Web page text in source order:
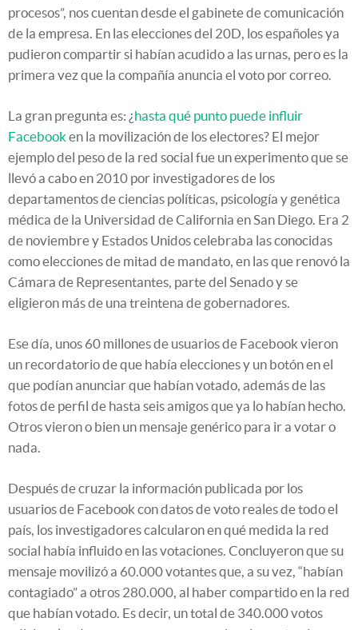
procesos”, nos cuentan desde el gabinete de comunicación
de la empresa. En las elecciones del 20D, los españoles ya
pudieron compartir si habían acudido a las urnas, pero es la
primera vez que la compañía anuncia el voto por correo.
La gran pregunta es: ¿hasta qué punto puede influir
Facebooken la movilización de los electores? El mejor
ejemplo del peso de la red social fue un experimento que se
llevó a cabo en 2010 por investigadores de los
departamentos de ciencias políticas, psicología y genética
médica de la Universidad de California en San Diego. Era 2
de noviembre y Estados Unidos celebraba las conocidas
como elecciones de mitad de mandato, en las que renovó la
Cámara de Representantes, parte del Senado y se
eligieron más de una treintena de gobernadores.
Ese día, unos 60 millones de usuarios de Facebook vieron
un recordatorio de que había elecciones y un botón en el
que podían anunciar que habían votado, además de las
fotos de perfil de hasta seis amigos que ya lo habían hecho.
Otros vieron o bien un mensaje genérico para ir a votar o
nada.
Después de cruzar la información publicada por los
usuarios de Facebook con datos de voto reales de todo el
país, los investigadores calcularon en qué medida la red
social había influido en las votaciones. Concluyeron que su
mensaje movilizó a 60.000 votantes que, a su vez, “habían
contagiado” a otros 280.000, al haber compartido en la red
que habían votado. Es decir, un total de 340.000 votos